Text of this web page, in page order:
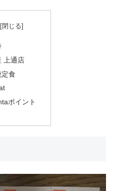
上通店
食
ポイント